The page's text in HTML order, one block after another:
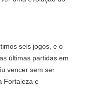
seis jogos, e o
últimas partidas em
vencer sem ser
Fortaleza e